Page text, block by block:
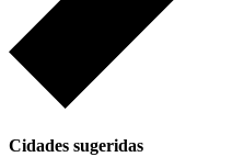
Cidades sugeridas